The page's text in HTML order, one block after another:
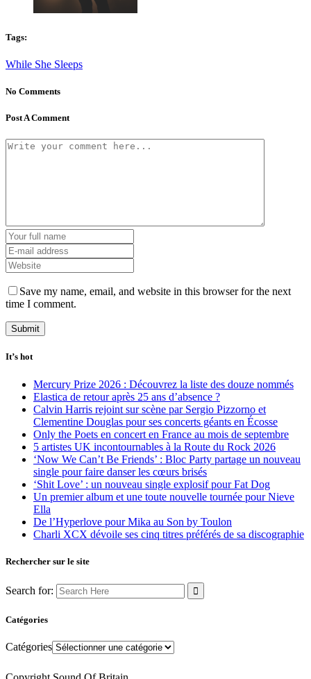
Tags:
While She Sleeps
No Comments
Post A Comment
Save my name, email, and website in this browser for the next
time I comment.
It’s hot
Mercury Prize 2026 : Découvrez la liste des douze nommés
Elastica de retour après 25 ans d’absence ?
Calvin Harris rejoint sur scène par Sergio Pizzorno et
Clementine Douglas pour ses concerts géants en Écosse
Only the Poets en concert en France au mois de septembre
5 artistes UK incontournables à la Route du Rock 2026
‘Now We Can’t Be Friends’ : Bloc Party partage un nouveau
single pour faire danser les cœurs brisés
‘Shit Love’ : un nouveau single explosif pour Fat Dog
Un premier album et une toute nouvelle tournée pour Nieve
Ella
De l’Hyperlove pour Mika au Son by Toulon
Charli XCX dévoile ses cinq titres préférés de sa discographie
Rechercher sur le site
Search for:
Catégories
Catégories